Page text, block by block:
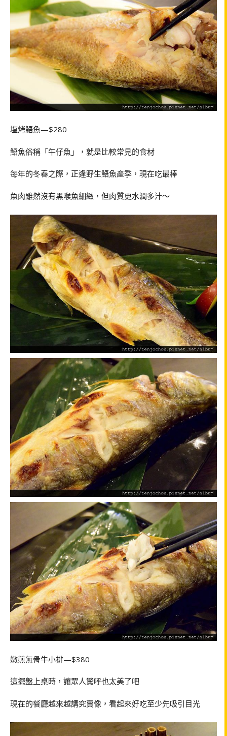
塩烤鯃魚—$280
鯃魚俗稱「午仔魚」，就是比較常見的食材
每年的冬春之際，正逢野生鯃魚產季，現在吃最棒
魚肉雖然沒有黑喉魚細緻，但肉質更水潤多汁～
嫩煎無骨牛小排—$380
這擺盤上桌時，讓眾人驚呼也太美了吧
現在的餐廳越來越講究賣像，看起來好吃至少先吸引目光